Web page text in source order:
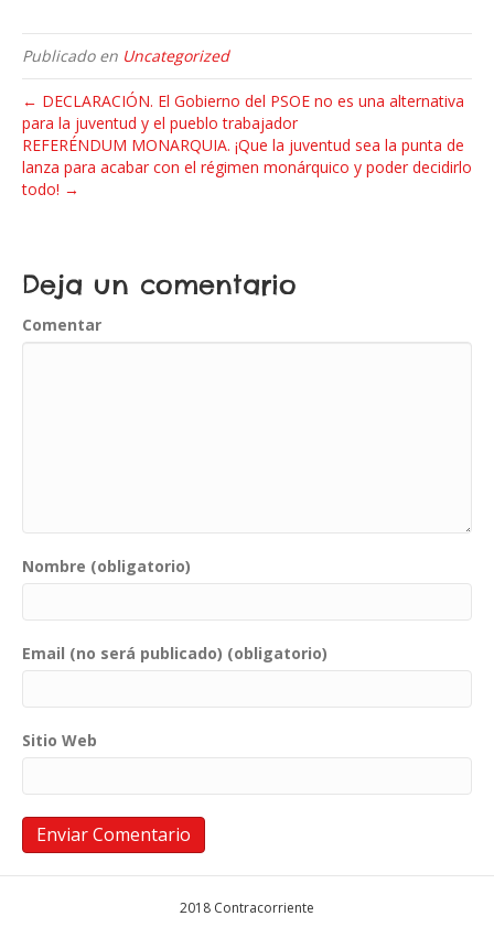
Publicado en Uncategorized
← DECLARACIÓN. El Gobierno del PSOE no es una alternativa
para la juventud y el pueblo trabajador
REFERÉNDUM MONARQUIA. ¡Que la juventud sea la punta de
lanza para acabar con el régimen monárquico y poder decidirlo
todo! →
Deja un comentario
Comentar
Nombre (obligatorio)
Email (no será publicado) (obligatorio)
Sitio Web
2018 Contracorriente